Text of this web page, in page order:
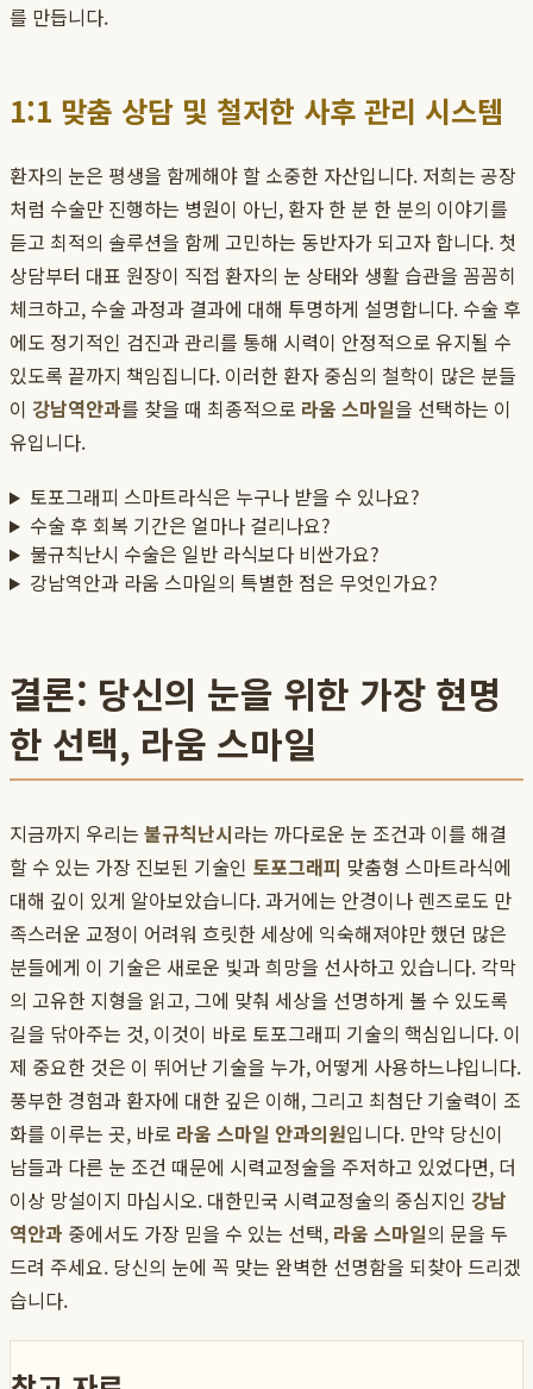
를 만듭니다.
1:1 맞춤 상담 및 철저한 사후 관리 시스템
환자의 눈은 평생을 함께해야 할 소중한 자산입니다. 저희는 공장
처럼 수술만 진행하는 병원이 아닌, 환자 한 분 한 분의 이야기를
듣고 최적의 솔루션을 함께 고민하는 동반자가 되고자 합니다. 첫
상담부터 대표 원장이 직접 환자의 눈 상태와 생활 습관을 꼼꼼히
체크하고, 수술 과정과 결과에 대해 투명하게 설명합니다. 수술 후
에도 정기적인 검진과 관리를 통해 시력이 안정적으로 유지될 수
있도록 끝까지 책임집니다. 이러한 환자 중심의 철학이 많은 분들
이 강남역안과를 찾을 때 최종적으로 라움 스마일을 선택하는 이
유입니다.
토포그래피 스마트라식은 누구나 받을 수 있나요?
수술 후 회복 기간은 얼마나 걸리나요?
불규칙난시 수술은 일반 라식보다 비싼가요?
강남역안과 라움 스마일의 특별한 점은 무엇인가요?
결론: 당신의 눈을 위한 가장 현명
한 선택, 라움 스마일
지금까지 우리는 불규칙난시라는 까다로운 눈 조건과 이를 해결
할 수 있는 가장 진보된 기술인 토포그래피 맞춤형 스마트라식에
대해 깊이 있게 알아보았습니다. 과거에는 안경이나 렌즈로도 만
족스러운 교정이 어려워 흐릿한 세상에 익숙해져야만 했던 많은
분들에게 이 기술은 새로운 빛과 희망을 선사하고 있습니다. 각막
의 고유한 지형을 읽고, 그에 맞춰 세상을 선명하게 볼 수 있도록
길을 닦아주는 것, 이것이 바로 토포그래피 기술의 핵심입니다. 이
제 중요한 것은 이 뛰어난 기술을 누가, 어떻게 사용하느냐입니다.
풍부한 경험과 환자에 대한 깊은 이해, 그리고 최첨단 기술력이 조
화를 이루는 곳, 바로 라움 스마일 안과의원입니다. 만약 당신이
남들과 다른 눈 조건 때문에 시력교정술을 주저하고 있었다면, 더
이상 망설이지 마십시오. 대한민국 시력교정술의 중심지인 강남
역안과 중에서도 가장 믿을 수 있는 선택, 라움 스마일의 문을 두
드려 주세요. 당신의 눈에 꼭 맞는 완벽한 선명함을 되찾아 드리겠
습니다.